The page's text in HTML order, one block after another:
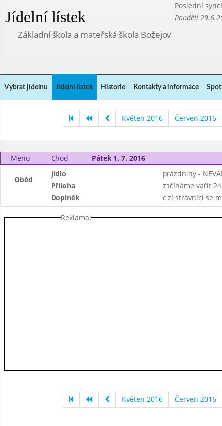
Jídelní lístek
Poslední
Pondělí
Základní škola a mateřská škola Božejov
Vybrat jídelnu Jídelní lístek Historie Kontakty a informace
Květen 2016 Červen 2016
Menu Chod Pátek 1. 7. 2016
Oběd
Jídlo
prázdniny -
Příloha
začínáme vařit
Doplněk
cizí strávníci se
Reklama:
Květen 2016 Červen 2016